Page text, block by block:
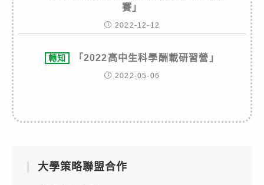
賽」
2022-12-12
轉知 「2022高中生科學酬載研習營」
2022-05-06
大學策略聯盟合作